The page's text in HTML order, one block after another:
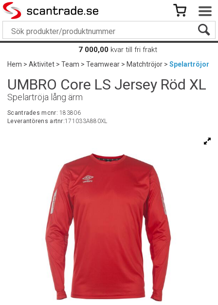
7 000,00 kvar till fri frakt
Hem>Aktivitet>Team>Teamwear>Matchtröjor>Spelartröjor
UMBRO Core LS Jersey Röd XL
Spelartröja lång ärm
Scantrades mcnr:183806
Leverantörens artnr:171033A880XL